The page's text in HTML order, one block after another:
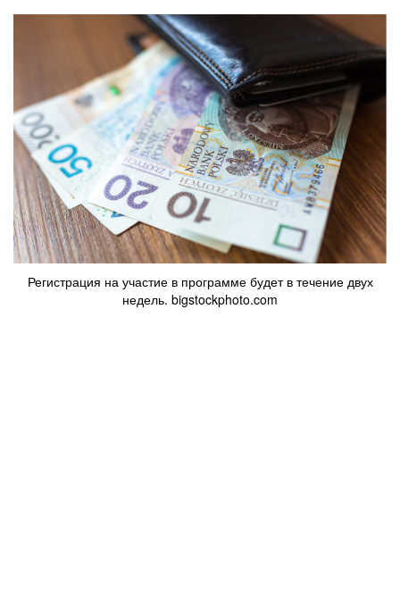
Регистрация на участие в программе будет в течение двух
недель. bigstockphoto.com